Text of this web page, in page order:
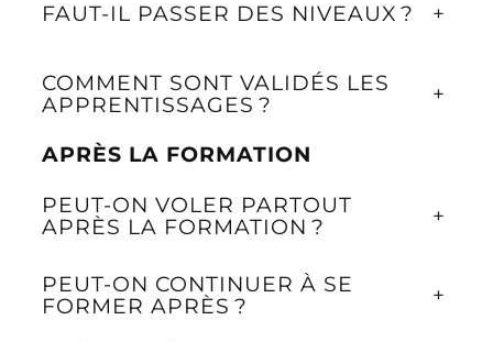
FAUT-IL PASSER DES NIVEAUX ? +
COMMENT SONT VALIDÉS LES
APPRENTISSAGES ?
+
APRÈS LA FORMATION
PEUT-ON VOLER PARTOUT
APRÈS LA FORMATION ?
+
PEUT-ON CONTINUER À SE
FORMER APRÈS ?
+